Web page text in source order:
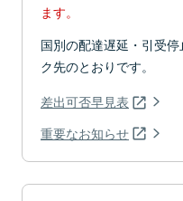
ます。
国別の配達遅延・引受
ク先のとおりです。
差出可否早見表
重要なお知らせ